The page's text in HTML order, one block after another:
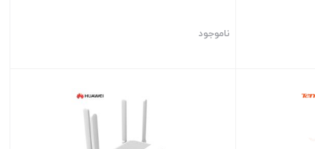
ناموجود